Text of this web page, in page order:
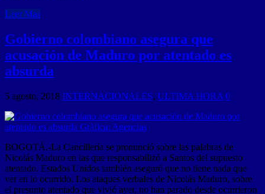
Leer Mas
Gobierno colombiano asegura que
acusación de Maduro por atentado es
absurda
5 agosto, 2018 INTERNACIONALES, ULTIMA HORA 0
BOGOTÁ.-La Cancillería se pronunció sobre las palabras de
Nicolás Maduro en las que responsabilizó a Santos del supuesto
atentado. Estados Unidos también aseguró que no tiene nada que
ver en lo ocurrido. Los ataques verbales de Nicolás Maduro, sobre
el presunto atentado que vivió ayer, no han parado desde ocurrieron